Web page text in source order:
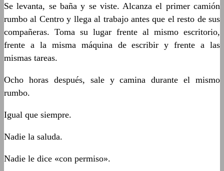
Se levanta, se baña y se viste. Alcanza el primer camión
rumbo al Centro y llega al trabajo antes que el resto de sus
compañeras. Toma su lugar frente al mismo escritorio,
frente a la misma máquina de escribir y frente a las
mismas tareas.
Ocho horas después, sale y camina durante el mismo
rumbo.
Igual que siempre.
Nadie la saluda.
Nadie le dice «con permiso».